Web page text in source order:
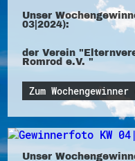
Unser
03|2024):
der Verein
Romrod e.V. "
Zum
Unser